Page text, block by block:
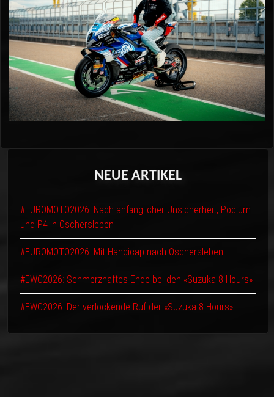
NEUE ARTIKEL
#EUROMOTO2026: Nach anfänglicher Unsicherheit, Podium
und P4 in Oschersleben
#EUROMOTO2026: Mit Handicap nach Oschersleben
#EWC2026: Schmerzhaftes Ende bei den «Suzuka 8 Hours»
#EWC2026: Der verlockende Ruf der «Suzuka 8 Hours»